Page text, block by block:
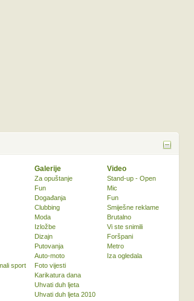
sport
Galerije
Za opuštanje
Fun
Događanja
Clubbing
Moda
Izložbe
Dizajn
Putovanja
Auto-moto
Foto vijesti
Karikatura dana
Uhvati duh ljeta
Uhvati duh ljeta 2010
Video
Stand-up - Open
Mic
Fun
Smiješne reklame
Brutalno
Vi ste snimili
Foršpani
Metro
Iza ogledala